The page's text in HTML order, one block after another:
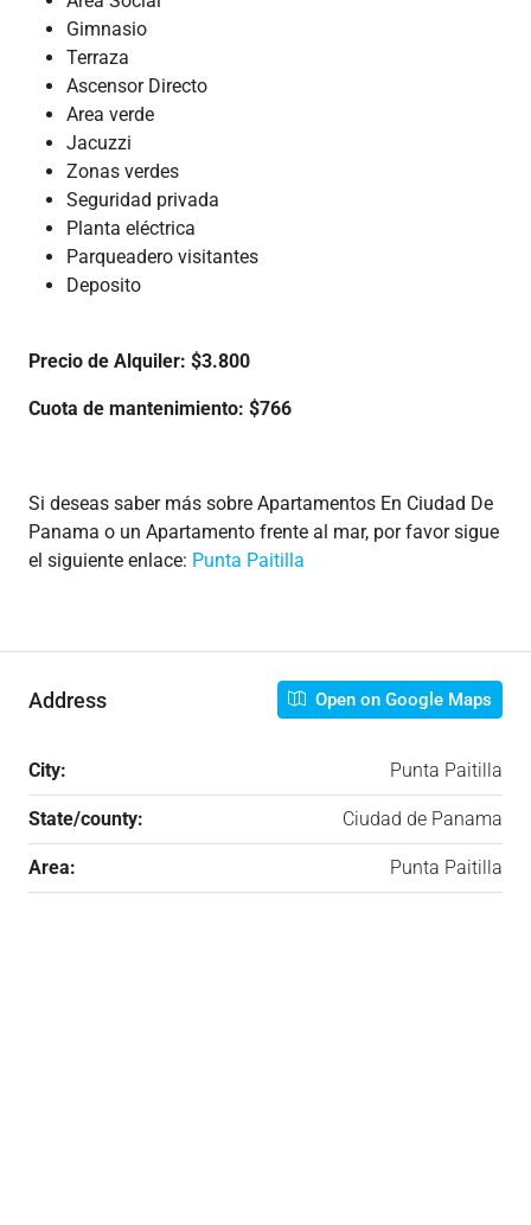
Gimnasio
Terraza
Ascensor Directo
Area verde
Jacuzzi
Zonas verdes
Seguridad privada
Planta eléctrica
Parqueadero visitantes
Deposito
Precio de Alquiler: $3.800
Cuota de mantenimiento: $766
Si deseas saber más sobre Apartamentos En Ciudad De
Panama o un Apartamento frente al mar, por favor sigue
el siguiente enlace: Punta Paitilla
Address Open on Google Maps
City: Punta Paitilla
State/county: Ciudad de Panama
Area: Punta Paitilla